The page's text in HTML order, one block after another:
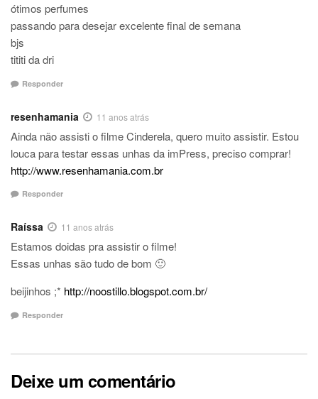
ótimos perfumes
passando para desejar excelente final de semana
bjs
tititi da dri
Responder
resenhamania 11 anos atrás
Ainda não assisti o filme Cinderela, quero muito assistir. Estou
louca para testar essas unhas da imPress, preciso comprar!
http://www.resenhamania.com.br
Responder
Raíssa 11 anos atrás
Estamos doidas pra assistir o filme!
Essas unhas são tudo de bom 🙂
beijinhos ;* http://noostillo.blogspot.com.br/
Responder
Deixe um comentário